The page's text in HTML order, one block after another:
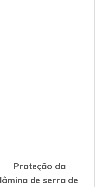
Proteção da
lâmina de serra de